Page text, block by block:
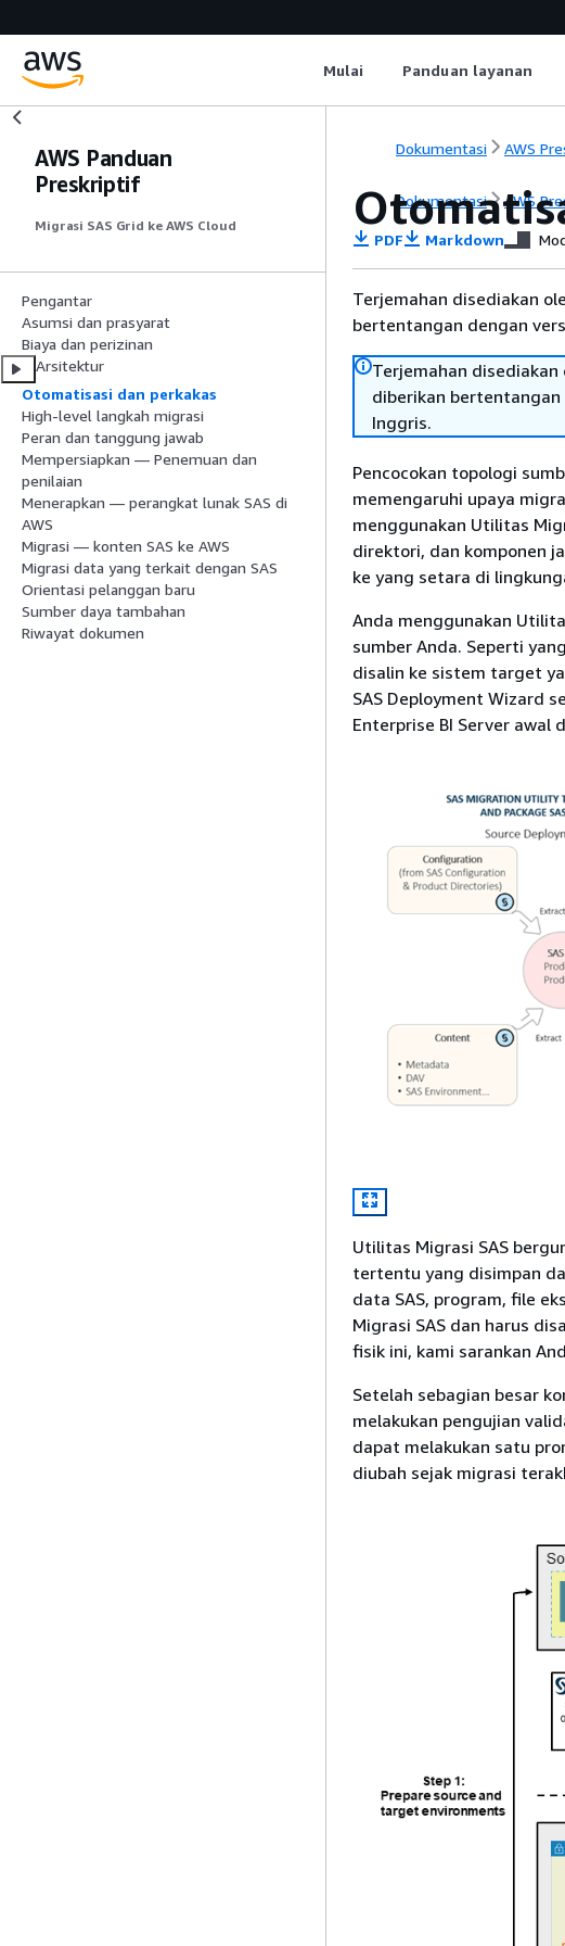
Mulai Panduan layanan
AWS Panduan
Preskriptif
Migrasi SAS Grid ke AWS Cloud
Pengantar
Asumsi dan prasyarat
Biaya dan perizinan
Arsitektur
Otomatisasi dan perkakas
High-level langkah migrasi
Peran dan tanggung jawab
Mempersiapkan — Penemuan dan
penilaian
Menerapkan — perangkat lunak SAS di
AWS
Migrasi — konten SAS ke AWS
Migrasi data yang terkait dengan SAS
Orientasi pelanggan baru
Sumber daya tambahan
Riwayat dokumen
Dokumentasi AWS
Dokumentasi AWS
PDF Markdown
Terjemahan disediakan
bertentangan dengan
Terjemahan
diberikan bertentangan
Inggris.
Pencocokan topologi
memengaruhi upaya
menggunakan Utilitas
direktori, dan komponen
ke yang setara di
Anda menggunakan
sumber Anda. Seperti
disalin ke sistem target
SAS Deployment Wizard
Enterprise BI Server awal
Utilitas Migrasi SAS
tertentu yang disimpan
data SAS, program, file
Migrasi SAS dan harus
fisik ini, kami sarankan
Setelah sebagian besar
melakukan pengujian
dapat melakukan satu
diubah sejak migrasi